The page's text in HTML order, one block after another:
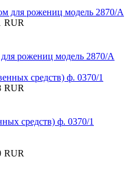
RUR
рожениц модель 2870/А
RUR
средств) ф. 0370/1
RUR